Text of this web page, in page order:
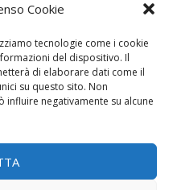
Cookie
tecnologie come i cookie
del dispositivo. Il
di elaborare dati come il
su questo sito. Non
negativamente su alcune